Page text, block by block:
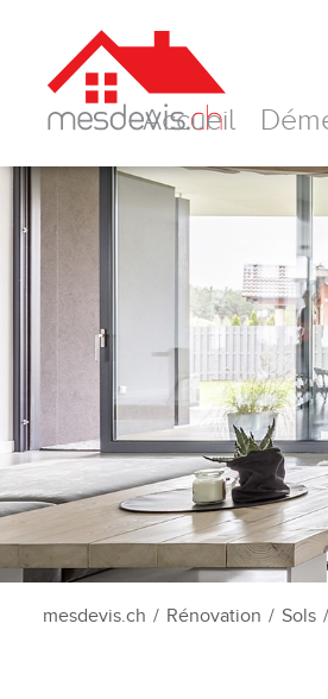
content
Accueil
mesdevis.ch / Rénovation / Sols